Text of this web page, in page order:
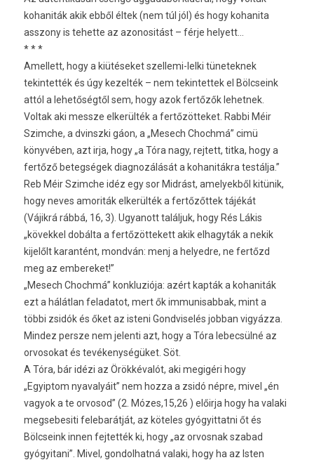
kohaniták akik ebből éltek (nem túl jól) és hogy kohanita
asszony is tehette az azonositást – férje helyett…
* * *
Amellett, hogy a kiütéseket szellemi-lelki tüneteknek
tekintették és úgy kezelték – nem tekintettek el Bölcseink
attól a lehetőségtől sem, hogy azok fertőzők lehetnek.
Voltak aki messze elkerülték a fertőzötteket. Rabbi Méir
Szimche, a dvinszki gáon, a „Mesech Chochmá” cimü
könyvében, azt irja, hogy „a Tóra nagy, rejtett, titka, hogy a
fertőző betegségek diagnozálását a kohanitákra testálja.”
Reb Méir Szimche idéz egy sor Midrást, amelyekből kitünik,
hogy neves amoriták elkerülték a fertőzőttek tájékát
(Vájikrá rábbá, 16, 3). Ugyanott találjuk, hogy Rés Lákis
„kövekkel dobálta a fertőzöttekett akik elhagyták a nekik
kijelőlt karantént, mondván: menj a helyedre, ne fertőzd
meg az embereket!”
„Mesech Chochmá” konkluziója: azért kapták a kohaniták
ezt a hálátlan feladatot, mert ők immunisabbak, mint a
többi zsidók és őket az isteni Gondviselés jobban vigyázza.
Mindez persze nem jelenti azt, hogy a Tóra lebecsülné az
orvosokat és tevékenységüket. Söt.
A Tóra, bár idézi az Örökkévalót, aki megigéri hogy
„Egyiptom nyavalyáit” nem hozza a zsidó népre, mivel „én
vagyok a te orvosod” (2. Mózes,15,26 ) előirja hogy ha valaki
megsebesiti felebarátját, az köteles gyógyittatni őt és
Bölcseink innen fejtették ki, hogy „az orvosnak szabad
gyógyitani”. Mivel, gondolhatná valaki, hogy ha az Isten